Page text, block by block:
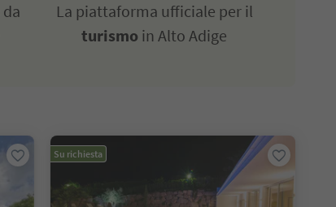
da
La piattaforma ufficiale per il
turismo in Alto Adige
Su richiesta